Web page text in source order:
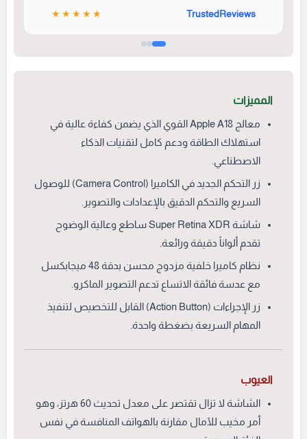
TrustedReviews
★★★★★
المميزات
معالج Apple A18 القوي الذي يضمن كفاءة عالية في
استهلاك الطاقة ودعم كامل لتقنيات الذكاء
الاصطناعي.
زر التحكم الجديد في الكاميرا (Camera Control) للوصول
السريع والتحكم الدقيق بالإعدادات والتصوير.
شاشة Super Retina XDR ساطع وعالية الوضوح
تقدم ألواناً دقيقة ورائعة.
نظام كاميرا خلفية مزدوج محسن بدقة 48 ميجابكسل
مع عدسة فائقة الاتساع تدعم التصوير الماكرو.
زر الإجراءات (Action Button) القابل للتخصيص لتنفيذ
المهام السريعة بضغطة واحدة.
العيوب
الشاشة لا تزال تقتصر على معدل تحديث 60 هرتز، وهو
أمر مخيب للآمال مقارنة بالهواتف المنافسة في نفس